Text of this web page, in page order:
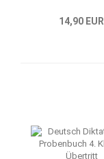
14,90 EUR